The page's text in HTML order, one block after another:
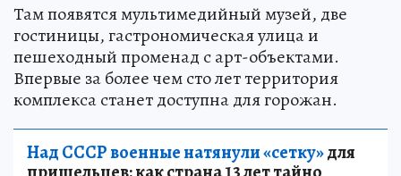
Там появятся мультимедийный музей, две
гостиницы, гастрономическая улица и
пешеходный променад с арт-объектами.
Впервые за более чем сто лет территория
комплекса станет доступна для горожан.
Над СССР военные натянули «сетку»для